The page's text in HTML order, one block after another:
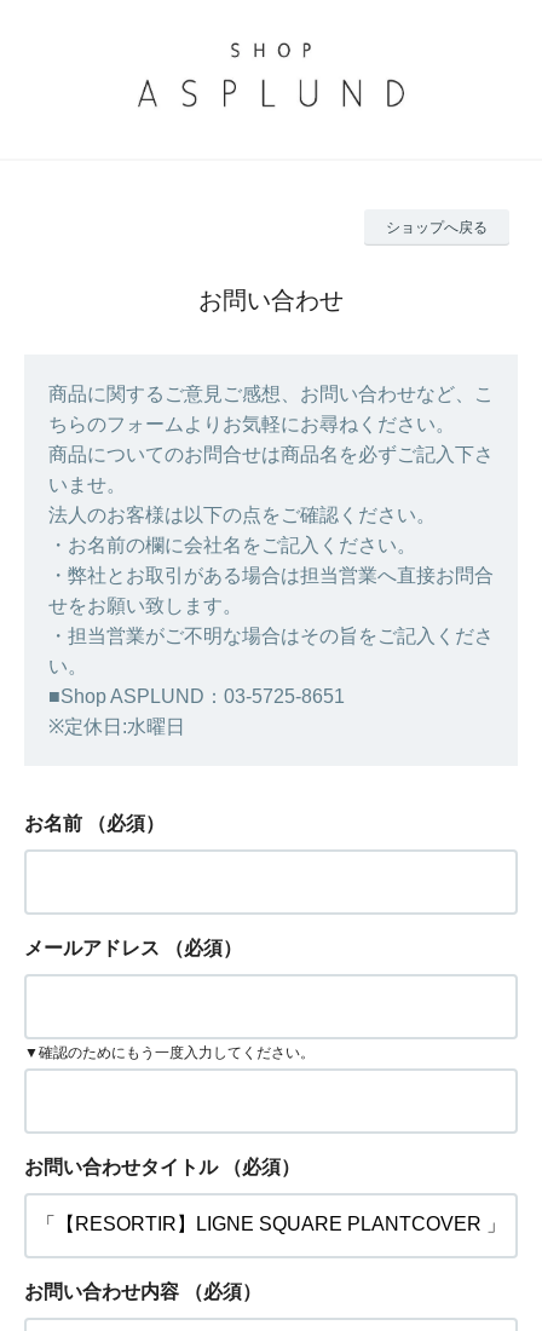
ショップへ戻る
お問い合わせ
商品に関するご意見ご感想、お問い合わせなど、こ
ちらのフォームよりお気軽にお尋ねください。
商品についてのお問合せは商品名を必ずご記入下さ
いませ。
法人のお客様は以下の点をご確認ください。
・お名前の欄に会社名をご記入ください。
・弊社とお取引がある場合は担当営業へ直接お問合
せをお願い致します。
・担当営業がご不明な場合はその旨をご記入くださ
い。
■Shop ASPLUND：03-5725-8651
※定休日:水曜日
お名前 （必須）
メールアドレス （必須）
▼確認のためにもう一度入力してください。
お問い合わせタイトル （必須）
お問い合わせ内容 （必須）